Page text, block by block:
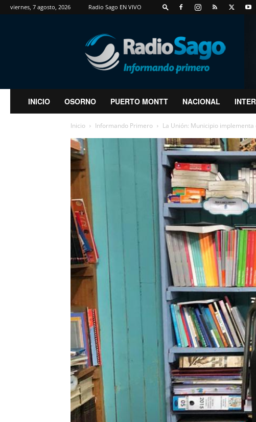
viernes, 7 agosto, 2026 Radio Sago EN VIVO
RadioSago
INICIO OSORNO PUERTO MONTT NACIONAL
Inicio Informando Primero La Unión: Municipio